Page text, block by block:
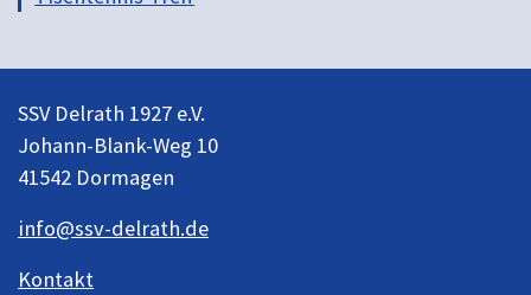
SSV Delrath 1927 e.V.
Johann-Blank-Weg 10
41542 Dormagen
info@ssv-delrath.de
Kontakt